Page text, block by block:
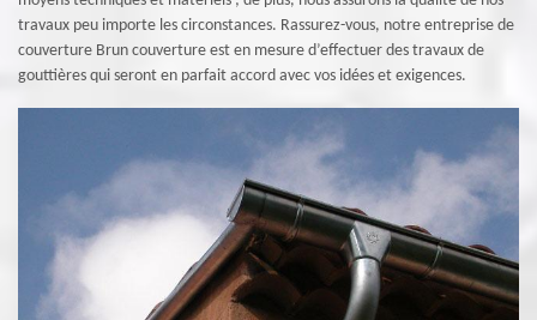
travaux peu importe les circonstances. Rassurez-vous, notre entreprise de
couverture Brun couverture est en mesure d’effectuer des travaux de
gouttières qui seront en parfait accord avec vos idées et exigences.